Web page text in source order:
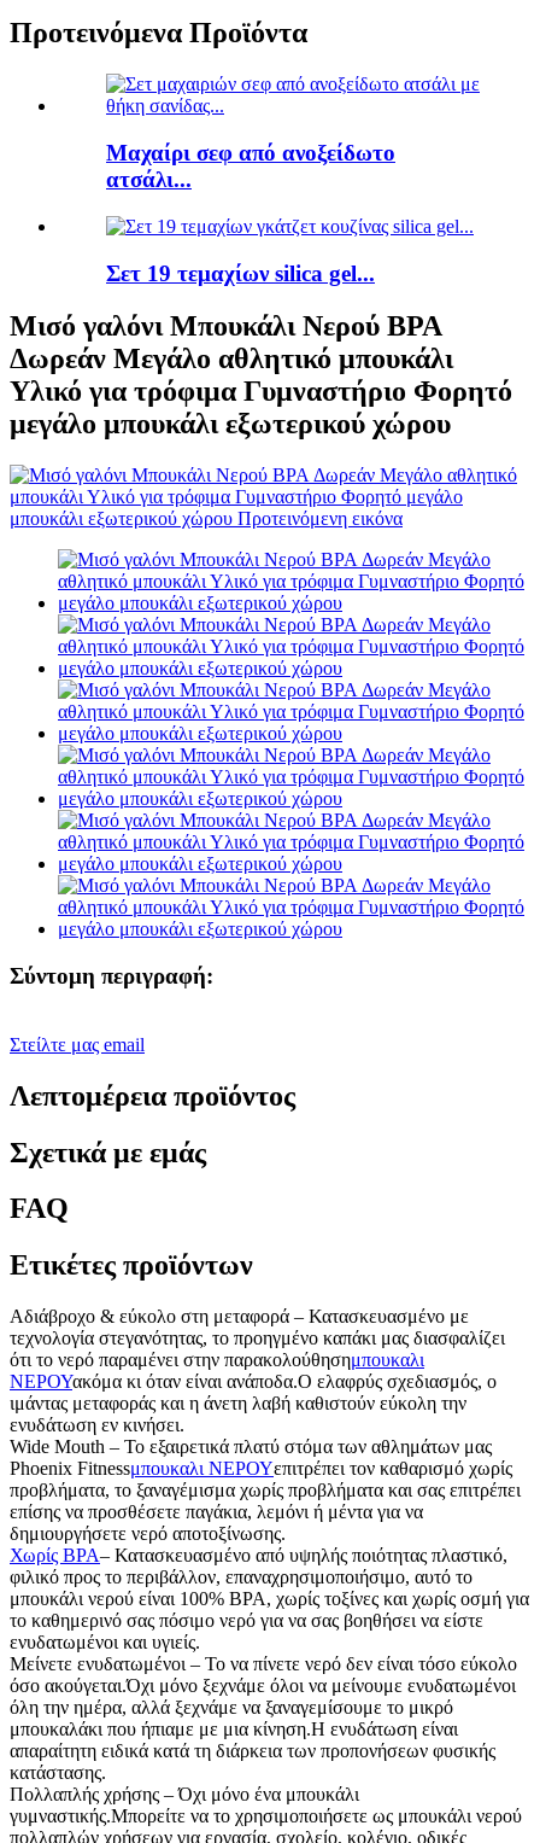
Προτεινόμενα Προϊόντα
Μαχαίρι σεφ από ανοξείδωτο
ατσάλι...
Σετ 19 τεμαχίων silica gel...
Μισό γαλόνι Μπουκάλι Νερού BPA
Δωρεάν Μεγάλο αθλητικό μπουκάλι
Υλικό για τρόφιμα Γυμναστήριο Φορητό
μεγάλο μπουκάλι εξωτερικού χώρου
Σύντομη περιγραφή:
Στείλτε μας email
Λεπτομέρεια προϊόντος
Σχετικά με εμάς
FAQ
Ετικέτες προϊόντων
Αδιάβροχο & εύκολο στη μεταφορά – Κατασκευασμένο με
τεχνολογία στεγανότητας, το προηγμένο καπάκι μας διασφαλίζει
ότι το νερό παραμένει στην παρακολούθησημπουκαλι
ΝΕΡΟΥακόμα κι όταν είναι ανάποδα.Ο ελαφρύς σχεδιασμός, ο
ιμάντας μεταφοράς και η άνετη λαβή καθιστούν εύκολη την
ενυδάτωση εν κινήσει.
Wide Mouth – Το εξαιρετικά πλατύ στόμα των αθλημάτων μας
Phoenix Fitnessμπουκαλι ΝΕΡΟΥεπιτρέπει τον καθαρισμό χωρίς
προβλήματα, το ξαναγέμισμα χωρίς προβλήματα και σας επιτρέπει
επίσης να προσθέσετε παγάκια, λεμόνι ή μέντα για να
δημιουργήσετε νερό αποτοξίνωσης.
Χωρίς BPA– Κατασκευασμένο από υψηλής ποιότητας πλαστικό,
φιλικό προς το περιβάλλον, επαναχρησιμοποιήσιμο, αυτό το
μπουκάλι νερού είναι 100% BPA, χωρίς τοξίνες και χωρίς οσμή για
το καθημερινό σας πόσιμο νερό για να σας βοηθήσει να είστε
ενυδατωμένοι και υγιείς.
Μείνετε ενυδατωμένοι – Το να πίνετε νερό δεν είναι τόσο εύκολο
όσο ακούγεται.Όχι μόνο ξεχνάμε όλοι να μείνουμε ενυδατωμένοι
όλη την ημέρα, αλλά ξεχνάμε να ξαναγεμίσουμε το μικρό
μπουκαλάκι που ήπιαμε με μια κίνηση.Η ενυδάτωση είναι
απαραίτητη ειδικά κατά τη διάρκεια των προπονήσεων φυσικής
κατάστασης.
Πολλαπλής χρήσης – Όχι μόνο ένα μπουκάλι
γυμναστικής.Μπορείτε να το χρησιμοποιήσετε ως μπουκάλι νερού
πολλαπλών χρήσεων για εργασία, σχολείο, κολέγιο, οδικές